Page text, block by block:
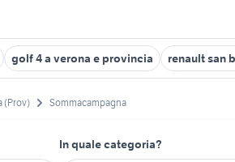
golf 4 a verona e provincia renault san
(Prov) Sommacampagna
In quale categoria?